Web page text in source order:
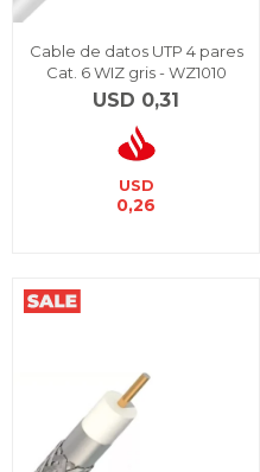
Cable de datos UTP 4 pares
Cat. 6 WIZ gris - WZ1010
USD 0,31
USD
0,26